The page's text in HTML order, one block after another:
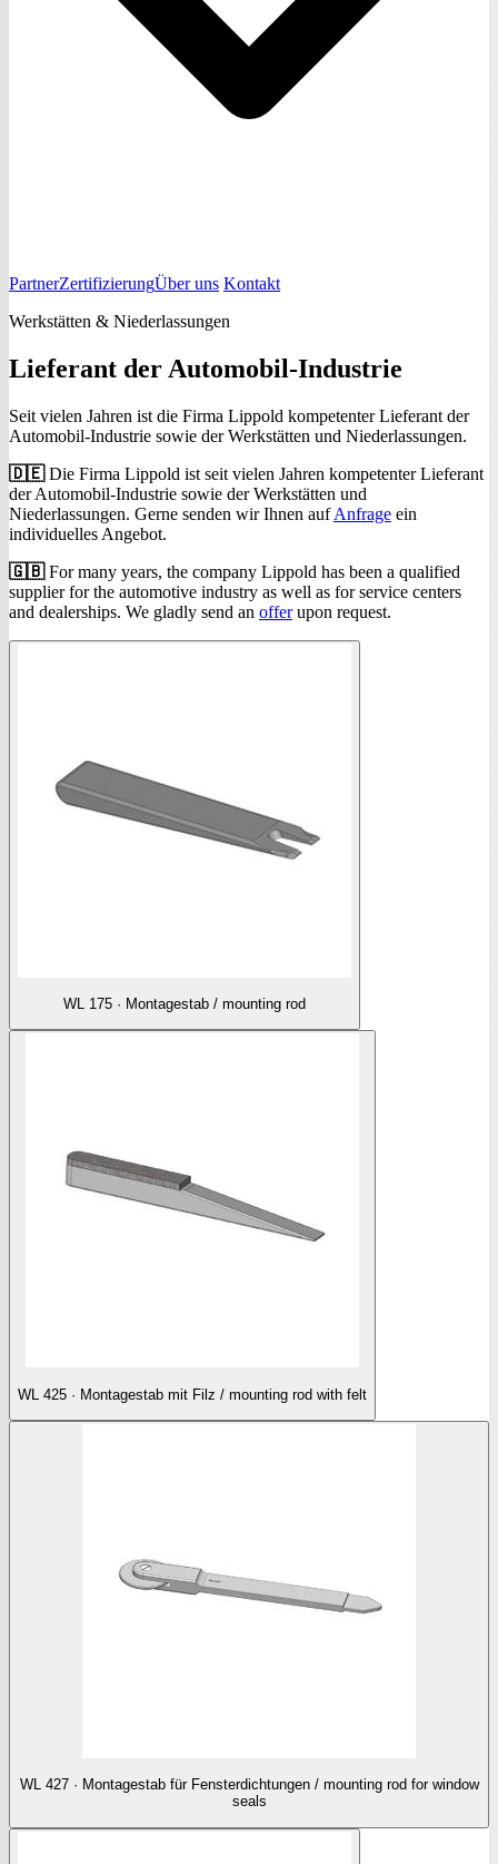
PartnerZertifizierungÜber uns Kontakt
Werkstätten & Niederlassungen
Lieferant der Automobil-Industrie
Seit vielen Jahren ist die Firma Lippold kompetenter Lieferant der
Automobil-Industrie sowie der Werkstätten und Niederlassungen.
🇩🇪Die Firma Lippold ist seit vielen Jahren kompetenter Lieferant
der Automobil-Industrie sowie der Werkstätten und
Niederlassungen. Gerne senden wir Ihnen aufAnfrage ein
individuelles Angebot.
🇬🇧For many years, the company Lippold has been a qualified
supplier for the automotive industry as well as for service centers
and dealerships. We gladly send an offerupon request.
WL 175 · Montagestab / mounting rod
WL 425 · Montagestab mit Filz / mounting rod with felt
WL 427 · Montagestab für Fensterdichtungen / mounting rod for window
seals